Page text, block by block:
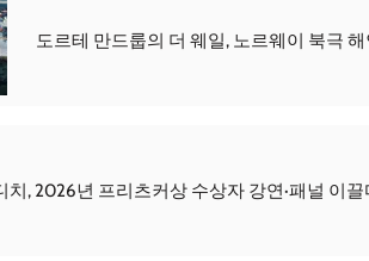
도르테 만드룹의 더 웨일, 노르웨이 북극
치, 2026년 프리츠커상 수상자 강연·패널 이끌